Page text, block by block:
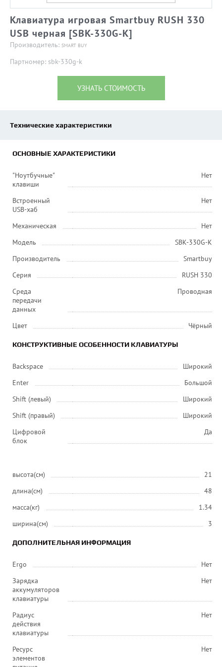
Клавиатура игровая Smartbuy RUSH 330
USB черная [SBK-330G-K]
Производитель: SMART BUY
Партномер: sbk-330g-k
УЗНАТЬ СТОИМОСТЬ
Технические характеристики
ОСНОВНЫЕ ХАРАКТЕРИСТИКИ
"Ноутбучные"
клавиши
Нет
Встроенный
USB-хаб
Нет
Механическая
Нет
Модель
SBK-330G-K
Производитель
Smartbuy
Серия
RUSH 330
Среда
передачи
данных
Проводная
Цвет Чёрный
КОНСТРУКТИВНЫЕ ОСОБЕННОСТИ КЛАВИАТУРЫ
Backspace
Широкий
Enter
Большой
Shift (левый)
Широкий
Shift (правый)
Широкий
Цифровой
блок
Да
высота(см)
21
длина(см)
48
масса(кг)
1.34
ширина(см)
3
ДОПОЛНИТЕЛЬНАЯ ИНФОРМАЦИЯ
Ergo
Нет
Зарядка
аккумуляторов
клавиатуры
Нет
Радиус
действия
клавиатуры
Нет
Ресурс
элементов
Нет